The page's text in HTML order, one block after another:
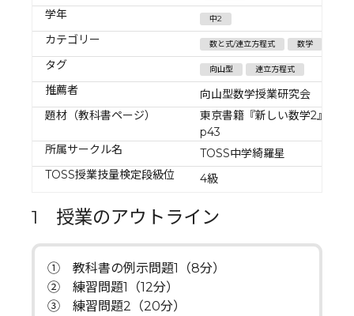
学年 中2
カテゴリー 数と式/連立方程式 数学
タグ 向山型 連立方程式
推薦者
向山型数学授業研究会
題材（教科書ページ）
東京書籍『新しい数学2』
p43
所属サークル名
TOSS中学綺羅星
TOSS授業技量検定段級位
4級
1 授業のアウトライン
① 教科書の例示問題1（8分）
② 練習問題1（12分）
③ 練習問題2（20分）